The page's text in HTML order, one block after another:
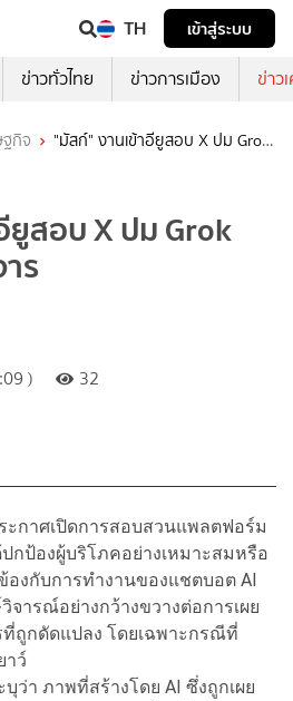
TH
เข้าสู่ระบบ
ข่าวทั่วไทย ข่าวการเมือง ข่าว
ฐกิจ
"มัสก์" งานเข้าอียูสอบ X ปม Grok
ยูสอบ X ปม Grok
ร
)
32
กาศเปิดการสอบสวนแพลตฟอร์ม
กป้องผู้บริโภคอย่างเหมาะสมหรือ
องกับการทำงานของแชตบอต AI
จารณ์อย่างกว้างขวางต่อการเผย
ถูกดัดแปลง โดยเฉพาะกรณีที่
าว์
ว่า ภาพที่สร้างโดย AI ซึ่งถูกเผย